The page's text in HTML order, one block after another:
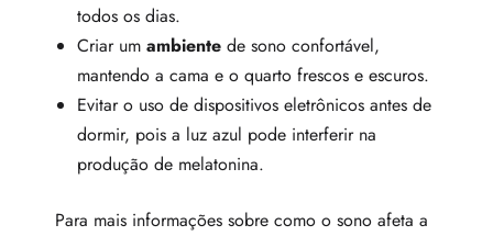
todos os dias.
Criar um ambiente de sono confortável,
mantendo a cama e o quarto frescos e escuros.
Evitar o uso de dispositivos eletrônicos antes de
dormir, pois a luz azul pode interferir na
produção de melatonina.
Para mais informações sobre como o sono afeta a